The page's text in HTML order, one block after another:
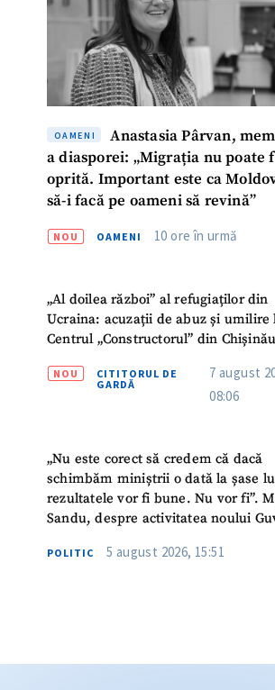
OAMENI
Anastasia Pârvan,
a diasporei: „Migrația nu poate
oprită. Important este ca
să-i facă pe oameni să revină”
NOU OAMENI 10 ore în urmă
„Al doilea război” al refugiaților din
Ucraina: acuzații de abuz și umilire
Centrul „Constructorul” din Chișinău
NOU
CITITORUL DE
GARDĂ
7 august
08:06
„Nu este corect să credem că dacă
schimbăm miniștrii o dată la șase
rezultatele vor fi bune. Nu vor fi”.
Sandu, despre activitatea noului
POLITIC 5 august 2026, 15:51